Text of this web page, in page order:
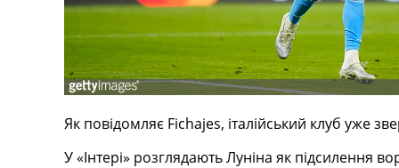
Рейтинг країн УЄФА
Рейтинг клубів УЄФА
Рейтинг ФІФА
Телепрограма
RU
UA
Як повідомляє Fichajes, італійський клуб уже
У «Інтері» розглядають Луніна як підсилення